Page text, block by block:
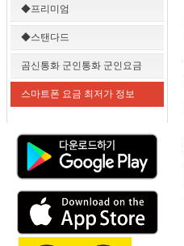
◆프리미엄
◆스탠다드
곰신통화 군인통화 군인요금
스마트폰 요금 최저가 정보